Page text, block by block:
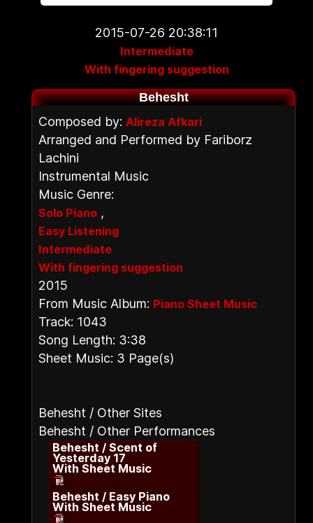
2015-07-26 20:38:11
Intermediate
With fingering suggestion
Behesht
Composed by: Alireza Afkari
Arranged and Performed by Fariborz
Lachini
Instrumental Music
Music Genre:
Solo Piano ,
Easy Listening
Intermediate
With fingering suggestion
2015
From Music Album: Piano Sheet Music
Track: 1043
Song Length: 3:38
Sheet Music: 3 Page(s)
Behesht / Other Sites
Behesht / Other Performances
Behesht / Scent of
Yesterday 17
With Sheet Music
Behesht / Easy Piano
With Sheet Music